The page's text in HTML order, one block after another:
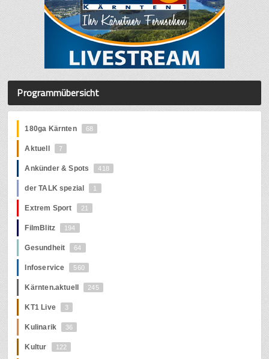
Programmübersicht
180ga Kärnten 68
Aktuell 7
Ankünder & Spots 418
der TALK spezial 1
Extrem Sport 21
FilmBlitz 194
Gesundheit 64
Infoservice 560
Kärnten.aktuell 245
KT1 Live 3
Kulinarik 36
Kultur 122